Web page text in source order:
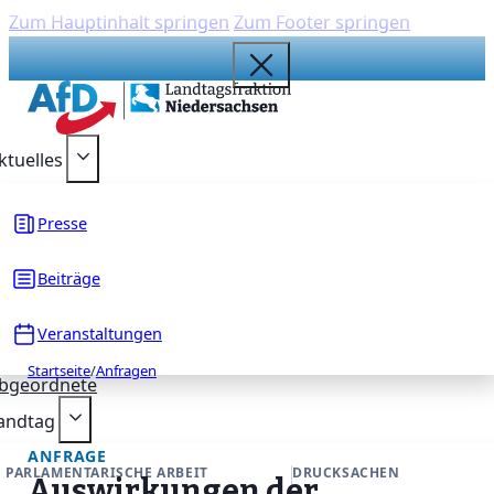
Zum Hauptinhalt springen Zum Footer springen
{acf_social_media_plattform}
{acf_social_media_plattform}
{acf_social_media_plattform}
{acf_social_media_plattform}
{acf_social_media_plattform}
Presse
Beiträge
Veranstaltungen
PARLAMENTARISCHE ARBEIT DRUCKSACHEN
Startseite/Anfragen
ANFRAGE